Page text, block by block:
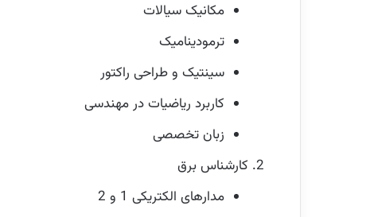
مکانیک سیالات
ترمودینامیک
سینتیک و طراحی راکتور
کاربرد ریاضیات در مهندسی
زبان تخصصی
کارشناس برق
مدارهای الکتریکی 1 و 2